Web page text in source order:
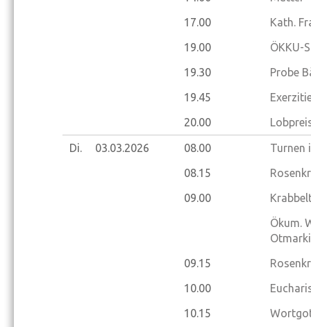
17.00
Kath.
19.00
ÖKKU-
19.30
Probe
19.45
20.00
Di. 03.03.2026 08.00
Turnen
08.15
09.00
Ökum.
09.15
10.00
10.15